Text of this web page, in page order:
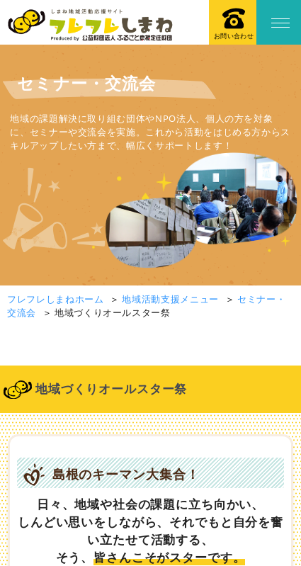
お問い合わせ
セミナー・交流会
地域の課題解決に取り組む団体やNPO法人、個人の方を対象
に、セミナーや交流会を実施。これから活動をはじめる方からス
キルアップしたい方まで、幅広くサポートします！
フレフレしまねホーム 地域活動支援メニュー
セミナー・
交流会
地域づくりオールスター祭
地域づくりオールスター祭
島根のキーマン大集合！
日々、地域や社会の課題に立ち向かい、
しんどい思いをしながら、それでもと自分を奮
い立たせて活動する、
そう、皆さんこそがスターです。